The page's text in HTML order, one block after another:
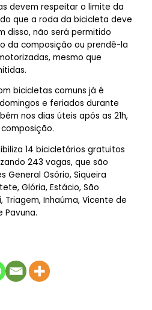
devem respeitar o limite da
que a roda da bicicleta deve
disso, não será permitido
da composição ou prendê-la
mesmo que
bicicletas comuns já é
e feriados durante
nos dias úteis após as 21h,
14 bicicletários gratuitos
243 vagas, que são
General Osório, Siqueira
Glória, Estácio, São
Triagem, Inhaúma, Vicente de
Pavuna.